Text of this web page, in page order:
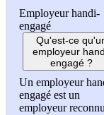
Employeur handi-
engagé
Qu'est-ce
employeur
engagé ?
Un employeur
engagé est un
employeur